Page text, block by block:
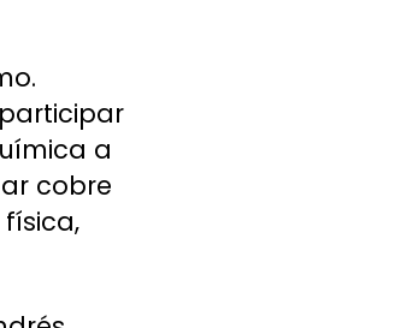
a
cobre